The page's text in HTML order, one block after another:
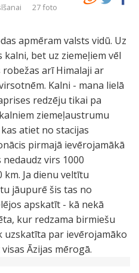
27 foto
apmēram valsts vidū. Uz
bet uz ziemeļiem vēl
arī Himalaji ar
Kalni - mana lielā
redzēju tikai pa
ziemeļaustrumu
atiet no stacijas
pirmajā ievērojamākā
virs 1000
Ja dienu veltītu
jāupurē šis tas no
apskatīt - kā nekā
kur redzama birmiešu
uzskatīta par ievērojamāko
Āzijas mērogā.